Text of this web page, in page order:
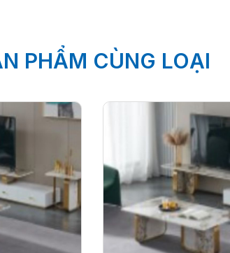
PHẨM CÙNG LOẠI